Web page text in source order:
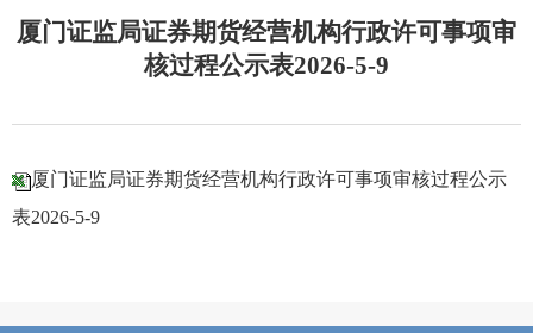
厦门证监局证券期货经营机构行政许可事项审
核过程公示表2026-5-9
厦门证监局证券期货经营机构行政许可事项审核过程公示
表2026-5-9